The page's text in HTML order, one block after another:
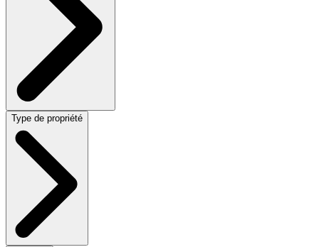
Type de propriété